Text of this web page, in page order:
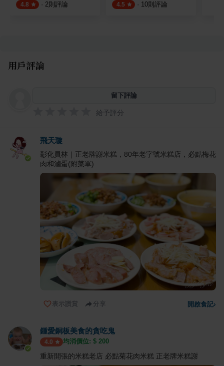
4.8 · 2則評論 4.5 · 10則評論
用戶評論
留下評論
給予評分
飛天璇
彰化員林｜正老牌謝米糕，80年老字號米糕店，必點梅花
肉和滷蛋(附菜單)
表示讚賞 分享 開啟食記›
鍾愛銅板美食的貪吃鬼
4.0 均消價位: $ 200
重新開張的米糕老店 必點菊花肉米糕 正老牌米糕謝